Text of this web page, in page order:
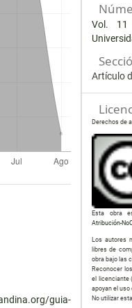
guia-
Vol. 11
Artículo
Derechos de
Esta obra
Atribución-
Los autores
libres de
obra bajo las
Reconocer
el licenciante
apoyan el uso
No utilizar